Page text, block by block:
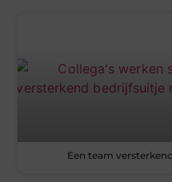
Een team